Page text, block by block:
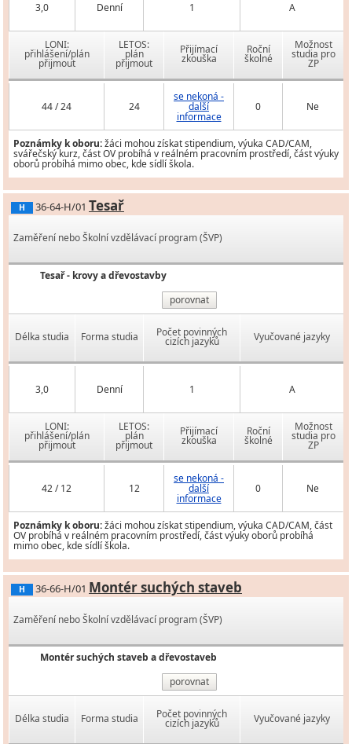
3,0 Denní 1 A
LONI:
přihlášení/plán
přijmout
LETOS:
plán
přijmout
Přijímací
zkouška
Roční
školné
Možnost
studia pro
ZP
44 / 24 24
se nekoná -
další
informace
0 Ne
Poznámky k oboru:žáci mohou získat stipendium, výuka CAD/CAM,
svářečský kurz, část OV probíhá v reálném pracovním prostředí, část výuky
oborů probíhá mimo obec, kde sídlí škola.
H 36-64-H/01 Tesař
Zaměření nebo Školní vzdělávací program (ŠVP)
Tesař - krovy a dřevostavby
porovnat
Délka studia Forma studia Počet povinných
cizích jazyků Vyučované jazyky
3,0 Denní 1 A
LONI:
přihlášení/plán
přijmout
LETOS:
plán
přijmout
Přijímací
zkouška
Roční
školné
Možnost
studia pro
ZP
42 / 12 12
se nekoná -
další
informace
0 Ne
Poznámky k oboru:žáci mohou získat stipendium, výuka CAD/CAM, část
OV probíhá v reálném pracovním prostředí, část výuky oborů probíhá
mimo obec, kde sídlí škola.
H 36-66-H/01 Montér suchých staveb
Zaměření nebo Školní vzdělávací program (ŠVP)
Montér suchých staveb a dřevostaveb
porovnat
Délka studia Forma studia Počet povinných
cizích jazyků Vyučované jazyky